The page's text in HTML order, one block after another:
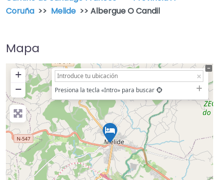
Coruña >> Melide >> Albergue O Candil
Mapa
+
−
Presiona la tecla «Intro» para buscar